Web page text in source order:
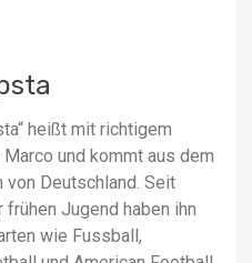
heißt mit richtigem
Marco und kommt aus dem
von Deutschland. Seit
frühen Jugend haben ihn
wie Fussball,